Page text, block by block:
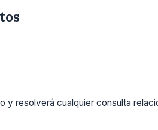
resolverá cualquier consulta